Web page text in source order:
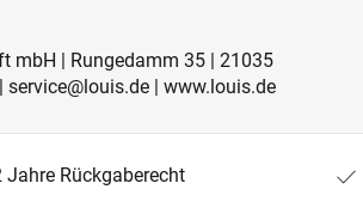
mbH | Rungedamm 35 | 21035
| www.louis.de
Jahre Rückgaberecht